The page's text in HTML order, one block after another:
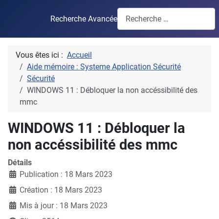
Recherche Avancée
Vous êtes ici : Accueil
Aide mémoire : Systeme Application Sécurité
Sécurité
WINDOWS 11 : Débloquer la non accéssibilité des
mmc
WINDOWS 11 : Débloquer la
non accéssibilité des mmc
Détails
Publication : 18 Mars 2023
Création : 18 Mars 2023
Mis à jour : 18 Mars 2023